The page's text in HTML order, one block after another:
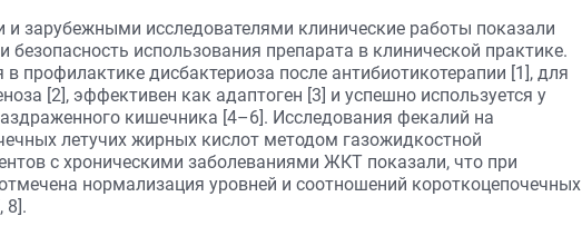
зарубежными исследователями клинические работы показали
использования препарата в клинической практике.
в профилактике дисбактериоза после антибиотикотерапии [1], для
[2], эффективен как адаптоген [3] и успешно используется у
кишечника [4–6]. Исследования фекалий на
летучих жирных кислот методом газожидкостной
с хроническими заболеваниями ЖКТ показали, что при
нормализация уровней и соотношений короткоцепочечных
8].